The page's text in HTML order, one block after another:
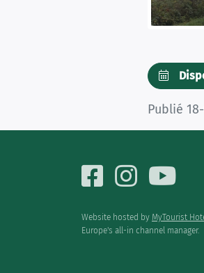
Publié
Website hosted by MyTourist
Europe's all-in channel manager.